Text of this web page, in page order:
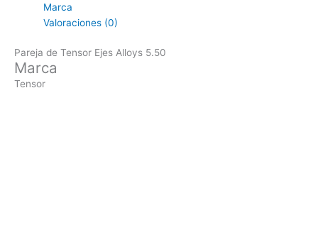
Marca
Valoraciones (0)
Pareja de Tensor Ejes Alloys 5.50
Marca
Tensor